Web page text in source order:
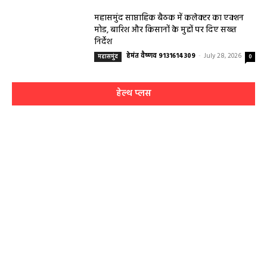
महासमुंद साप्ताहिक बैठक में कलेक्टर का एक्शन
मोड, बारिश और किसानों के मुद्दों पर दिए सख्त
निर्देश
महासमुंद हेमंत वैष्णव 9131614309 - July 28, 2026 0
हेल्थ प्लस